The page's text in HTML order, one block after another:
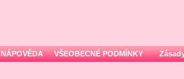
NÁPOVĚDA VŠEOBECNÉ PODMÍNKY